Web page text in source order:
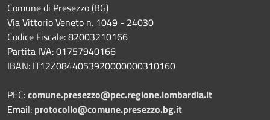
Comune di Presezzo (BG)
Via Vittorio Veneto n. 1049 - 24030
Codice Fiscale: 82003210166
Partita IVA: 01757940166
IBAN: IT12Z0844053920000000310160
PEC:comune.presezzo@pec.regione.lombardia.it
Email: protocollo@comune.presezzo.bg.it